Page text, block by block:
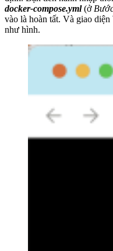
docker-compose.yml(ở
vào là hoàn tất. Và giao
như hình.